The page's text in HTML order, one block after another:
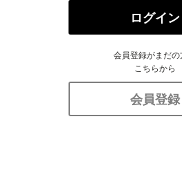
ログイン
会員登録がまだの
こちらから
会員登録